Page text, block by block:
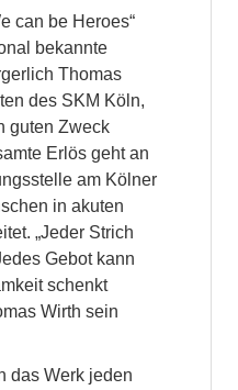
can be Heroes“
bekannte
Thomas
des SKM Köln,
guten Zweck
Erlös geht an
am Kölner
in akuten
„Jeder Strich
Gebot kann
schenkt
Wirth sein
das Werk jeden